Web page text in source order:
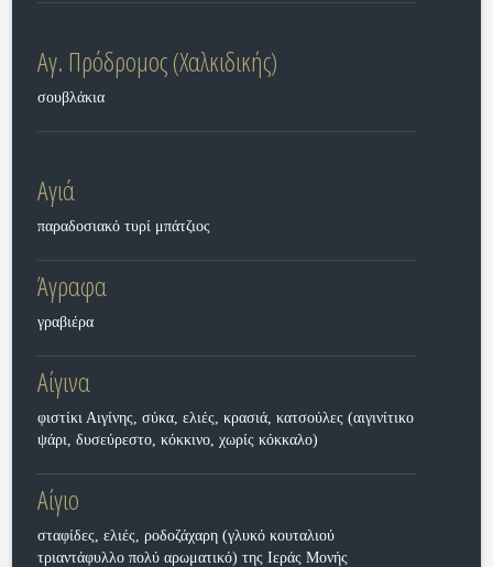
Αγ. Πρόδρομος (Χαλκιδικής)
σουβλάκια
Αγιά
παραδοσιακό τυρί μπάτζιος
Άγραφα
γραβιέρα
Αίγινα
φιστίκι Αιγίνης, σύκα, ελιές, κρασιά, κατσούλες (αιγινίτικο
ψάρι, δυσεύρεστο, κόκκινο, χωρίς κόκκαλο)
Αίγιο
σταφίδες, ελιές, ροδοζάχαρη (γλυκό κουταλιού
τριαντάφυλλο πολύ αρωματικό) της Ιεράς Μονής